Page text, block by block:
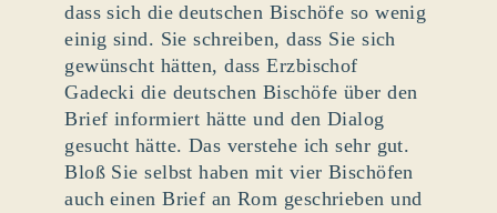
dass sich die deutschen Bischöfe so wenig
einig sind. Sie schreiben, dass Sie sich
gewünscht hätten, dass Erzbischof
Gadecki die deutschen Bischöfe über den
Brief informiert hätte und den Dialog
gesucht hätte. Das verstehe ich sehr gut.
Bloß Sie selbst haben mit vier Bischöfen
auch einen Brief an Rom geschrieben und